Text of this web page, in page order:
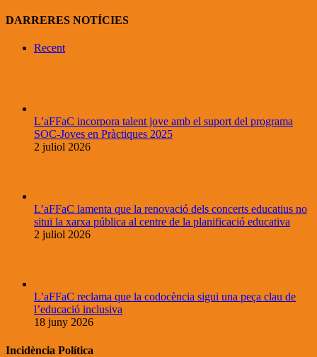
DARRERES NOTÍCIES
Recent
L’aFFaC incorpora talent jove amb el suport del programa
SOC-Joves en Pràctiques 2025
2 juliol 2026
L’aFFaC lamenta que la renovació dels concerts educatius no
situï la xarxa pública al centre de la planificació educativa
2 juliol 2026
L’aFFaC reclama que la codocència sigui una peça clau de
l’educació inclusiva
18 juny 2026
Incidència Política